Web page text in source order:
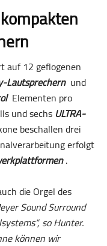
auf 12 geflogenen
Lautsprechernund
Elementen pro
und sechs ULTRA-
beschallen drei
erfolgt
.
die Orgel des
Sound Surround
so Hunter.
können wir